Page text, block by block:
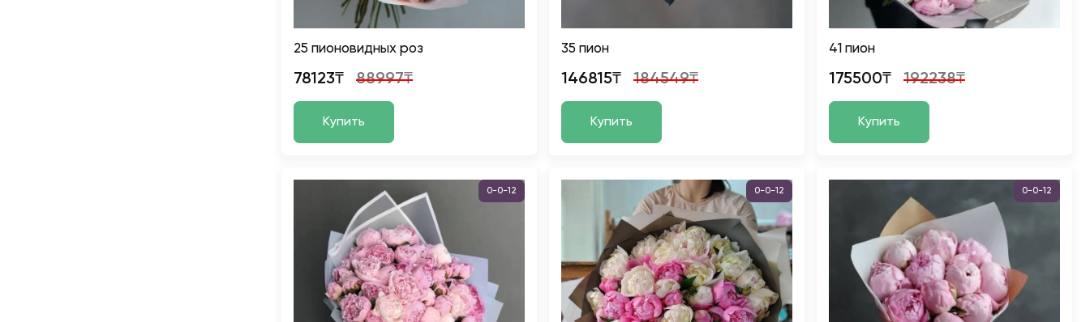
25 пионовидных роз
78123₸ 88997₸
Купить
35 пион
146815₸ 184549₸
Купить
41 пион
175500₸ 192238₸
Купить
0-0-12 0-0-12 0-0-12